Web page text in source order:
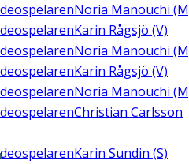
Noria Manouchi
Karin Rågsjö (V)
Noria Manouchi
Karin Rågsjö (V)
Noria Manouchi
Christian Carlsson
Karin Sundin (S)